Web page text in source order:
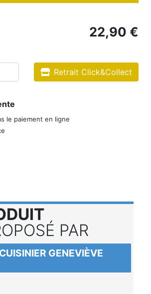
22,90 €
Retrait Click&Collect
le paiement en ligne
PAR
GENEVIÈVE